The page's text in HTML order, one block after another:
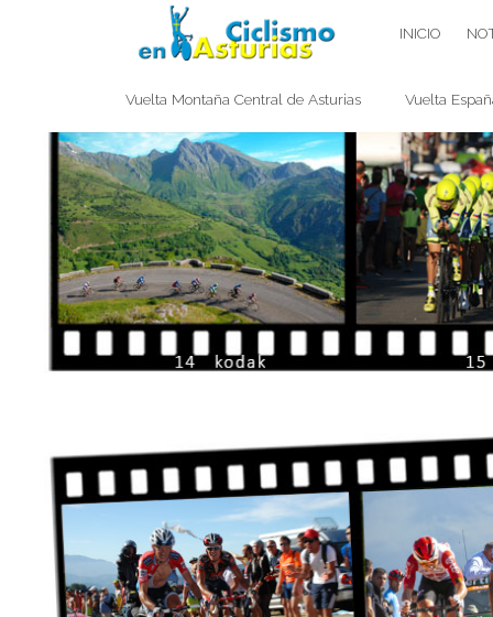
CICLISMO EN ASTURIAS INICIO
Vuelta Montaña Central de Asturias Vuelta